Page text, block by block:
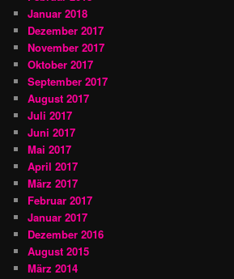
Januar 2018
Dezember 2017
November 2017
Oktober 2017
September 2017
August 2017
Juli 2017
Juni 2017
Mai 2017
April 2017
März 2017
Februar 2017
Januar 2017
Dezember 2016
August 2015
März 2014